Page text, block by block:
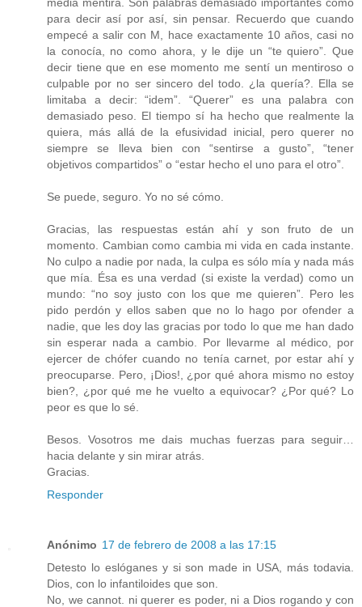
para decir así por así, sin pensar. Recuerdo que cuando
empecé a salir con M, hace exactamente 10 años, casi no
la conocía, no como ahora, y le dije un “te quiero”. Que
decir tiene que en ese momento me sentí un mentiroso o
culpable por no ser sincero del todo. ¿la quería?. Ella se
limitaba a decir: “idem”. “Querer” es una palabra con
demasiado peso. El tiempo sí ha hecho que realmente la
quiera, más allá de la efusividad inicial, pero querer no
siempre se lleva bien con “sentirse a gusto”, “tener
objetivos compartidos” o “estar hecho el uno para el otro”.
Se puede, seguro. Yo no sé cómo.
Gracias, las respuestas están ahí y son fruto de un
momento. Cambian como cambia mi vida en cada instante.
No culpo a nadie por nada, la culpa es sólo mía y nada más
que mía. Ésa es una verdad (si existe la verdad) como un
mundo: “no soy justo con los que me quieren”. Pero les
pido perdón y ellos saben que no lo hago por ofender a
nadie, que les doy las gracias por todo lo que me han dado
sin esperar nada a cambio. Por llevarme al médico, por
ejercer de chófer cuando no tenía carnet, por estar ahí y
preocuparse. Pero, ¡Dios!, ¿por qué ahora mismo no estoy
bien?, ¿por qué me he vuelto a equivocar? ¿Por qué? Lo
peor es que lo sé.
Besos. Vosotros me dais muchas fuerzas para seguir…
hacia delante y sin mirar atrás.
Gracias.
Responder
Anónimo 17 de febrero de 2008 a las 17:15
Detesto lo eslóganes y si son made in USA, más todavia.
Dios, con lo infantiloides que son.
No, we cannot. ni querer es poder, ni a Dios rogando y con